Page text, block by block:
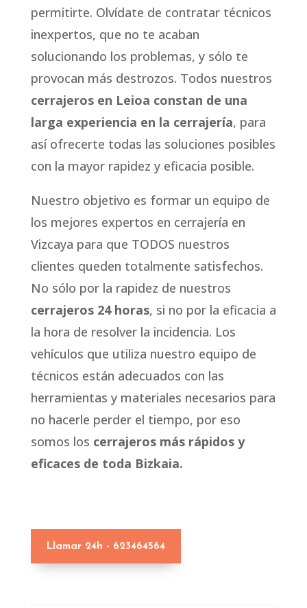
permitirte. Olvídate de contratar técnicos
inexpertos, que no te acaban
solucionando los problemas, y sólo te
provocan más destrozos. Todos nuestros
cerrajeros en Leioa constan de una
larga experiencia en la cerrajería, para
así ofrecerte todas las soluciones posibles
con la mayor rapidez y eficacia posible.
Nuestro objetivo es formar un equipo de
los mejores expertos en cerrajería en
Vizcaya para que TODOS nuestros
clientes queden totalmente satisfechos.
No sólo por la rapidez de nuestros
cerrajeros 24 horas, si no por la eficacia a
la hora de resolver la incidencia. Los
vehículos que utiliza nuestro equipo de
técnicos están adecuados con las
herramientas y materiales necesarios para
no hacerle perder el tiempo, por eso
somos los cerrajeros más rápidos y
eficaces de toda Bizkaia.
Llamar 24h - 623464564